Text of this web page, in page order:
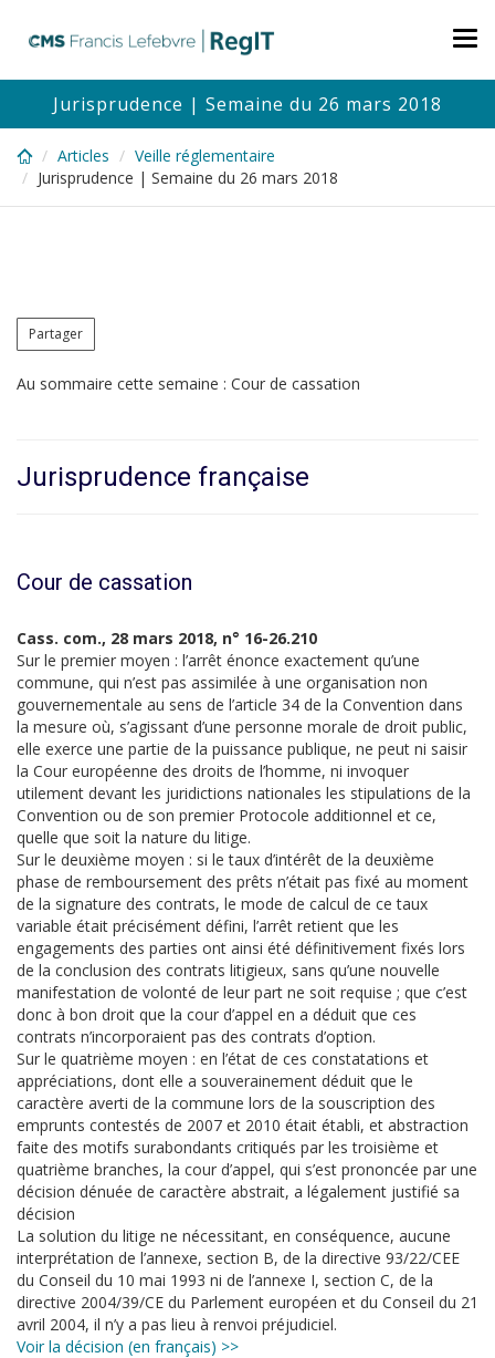
content
Jurisprudence | Semaine du 26 mars 2018
Articles
Veille réglementaire
Jurisprudence | Semaine du 26 mars 2018
Partager
Au sommaire cette semaine : Cour de cassation
Jurisprudence française
Cour de cassation
Cass. com., 28 mars 2018, n° 16-26.210
Sur le premier moyen : l’arrêt énonce exactement qu’une
commune, qui n’est pas assimilée à une organisation non
gouvernementale au sens de l’article 34 de la Convention dans
la mesure où, s’agissant d’une personne morale de droit public,
elle exerce une partie de la puissance publique, ne peut ni saisir
la Cour européenne des droits de l’homme, ni invoquer
utilement devant les juridictions nationales les stipulations de la
Convention ou de son premier Protocole additionnel et ce,
quelle que soit la nature du litige.
Sur le deuxième moyen : si le taux d’intérêt de la deuxième
phase de remboursement des prêts n’était pas fixé au moment
de la signature des contrats, le mode de calcul de ce taux
variable était précisément défini, l’arrêt retient que les
engagements des parties ont ainsi été définitivement fixés lors
de la conclusion des contrats litigieux, sans qu’une nouvelle
manifestation de volonté de leur part ne soit requise ; que c’est
donc à bon droit que la cour d’appel en a déduit que ces
contrats n’incorporaient pas des contrats d’option.
Sur le quatrième moyen : en l’état de ces constatations et
appréciations, dont elle a souverainement déduit que le
caractère averti de la commune lors de la souscription des
emprunts contestés de 2007 et 2010 était établi, et abstraction
faite des motifs surabondants critiqués par les troisième et
quatrième branches, la cour d’appel, qui s’est prononcée par une
décision dénuée de caractère abstrait, a légalement justifié sa
décision
La solution du litige ne nécessitant, en conséquence, aucune
interprétation de l’annexe, section B, de la directive 93/22/CEE
du Conseil du 10 mai 1993 ni de l’annexe I, section C, de la
directive 2004/39/CE du Parlement européen et du Conseil du 21
avril 2004, il n’y a pas lieu à renvoi préjudiciel.
Voir la décision (en français) >>